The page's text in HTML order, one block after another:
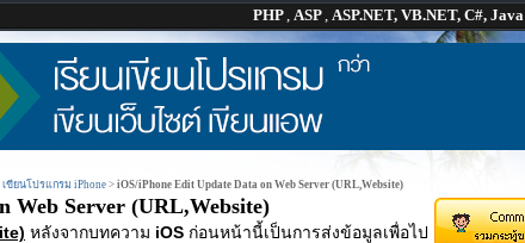
PHP, ASP, ASP.NET, VB.NET, C#, Java
เขียนโปรแกรม iPhone > iOS/iPhone Edit Update Data on Web Server (URL,Website)
Web Server (URL,Website)
หลังจากบทความ iOS ก่อนหน้านี้เป็นการส่งข้อมูลเพื่อไป